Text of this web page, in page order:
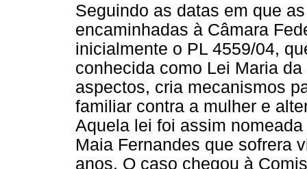
Seguindo as datas em que
encaminhadas à Câmara
inicialmente o PL 4559/04,
conhecida como Lei Maria
aspectos, cria mecanismos
familiar contra a mulher e
Aquela lei foi assim
Maia Fernandes que sofrera
anos. O caso chegou à